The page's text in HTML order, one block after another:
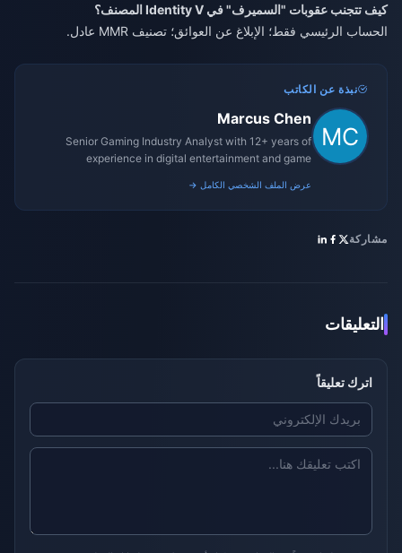
كيف تتجنب عقوبات "السميرف" في Identity V المصنف؟
الحساب الرئيسي فقط؛ الإبلاغ عن العوائق؛ تصنيف MMR عادل.
نبذة عن الكاتب
Marcus Chen
Senior Gaming Industry Analyst with 12+ years of
experience in digital entertainment and game
عرض الملف الشخصي الكامل →
مشاركة
التعليقات
اترك تعليقاً